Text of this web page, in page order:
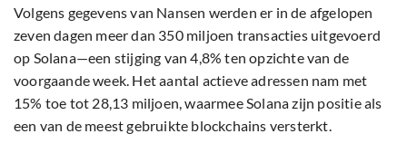
Volgens gegevens van Nansen werden er in de afgelopen
zeven dagen meer dan 350 miljoen transacties uitgevoerd
op Solana—een stijging van 4,8% ten opzichte van de
voorgaande week. Het aantal actieve adressen nam met
15% toe tot 28,13 miljoen, waarmee Solana zijn positie als
een van de meest gebruikte blockchains versterkt.